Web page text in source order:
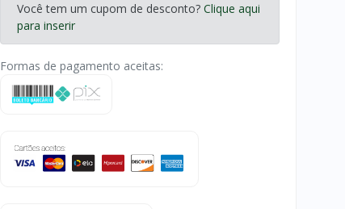
Você tem um cupom de desconto? Clique aqui
para inserir
Formas de pagamento aceitas: